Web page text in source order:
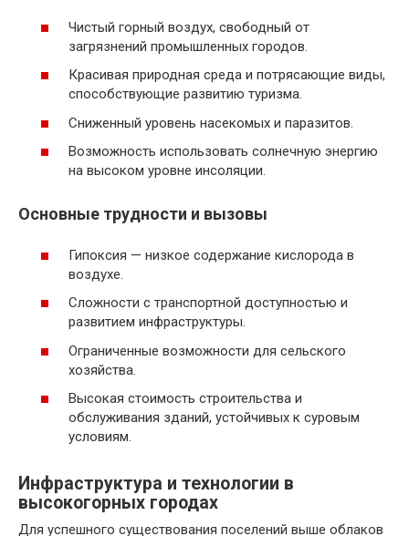
Чистый горный воздух, свободный от
загрязнений промышленных городов.
Красивая природная среда и потрясающие виды,
способствующие развитию туризма.
Сниженный уровень насекомых и паразитов.
Возможность использовать солнечную энергию
на высоком уровне инсоляции.
Основные трудности и вызовы
Гипоксия — низкое содержание кислорода в
воздухе.
Сложности с транспортной доступностью и
развитием инфраструктуры.
Ограниченные возможности для сельского
хозяйства.
Высокая стоимость строительства и
обслуживания зданий, устойчивых к суровым
условиям.
Инфраструктура и технологии в
высокогорных городах
Для успешного существования поселений выше облаков